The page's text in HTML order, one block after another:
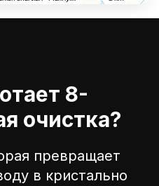
8-
очистка?
превращает
в кристально